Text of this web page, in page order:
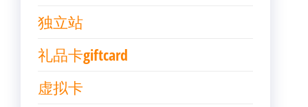
独立站
礼品卡giftcard
虚拟卡